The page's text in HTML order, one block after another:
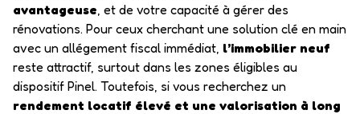
avantageuse , et de votre capacité à gérer des
rénovations. Pour ceux cherchant une solution clé en main
avec un allégement fiscal immédiat, l’immobilier neuf
reste attractif, surtout dans les zones éligibles au
dispositif Pinel. Toutefois, si vous recherchez un
rendement locatif élevé et une valorisation à long